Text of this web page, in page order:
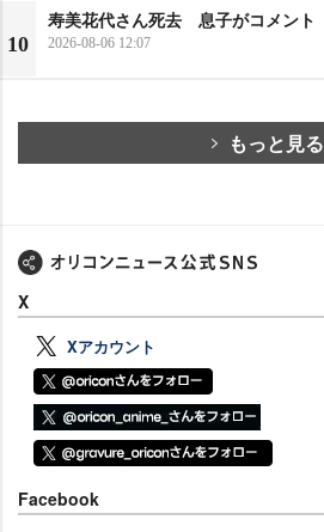
10
寿美花代さん死去 息子がコメント
2026-08-06 12:07
もっと見る
X
Xアカウント
Facebook